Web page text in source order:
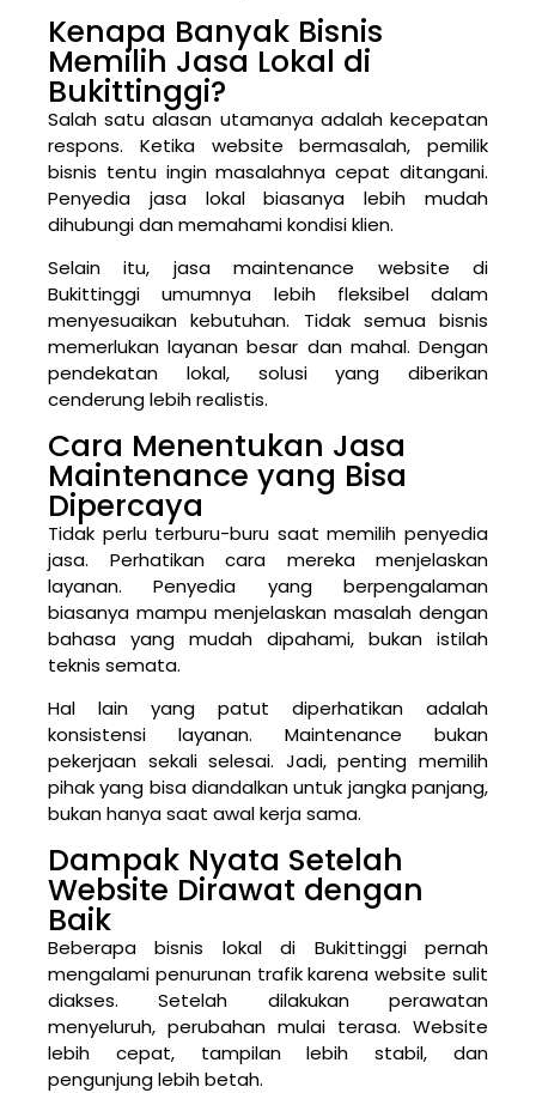
Kenapa Banyak Bisnis
Memilih Jasa Lokal di
Bukittinggi?
Salah satu alasan utamanya adalah kecepatan
respons. Ketika website bermasalah, pemilik
bisnis tentu ingin masalahnya cepat ditangani.
Penyedia jasa lokal biasanya lebih mudah
dihubungi dan memahami kondisi klien.
Selain itu, jasa maintenance website di
Bukittinggi umumnya lebih fleksibel dalam
menyesuaikan kebutuhan. Tidak semua bisnis
memerlukan layanan besar dan mahal. Dengan
pendekatan lokal, solusi yang diberikan
cenderung lebih realistis.
Cara Menentukan Jasa
Maintenance yang Bisa
Dipercaya
Tidak perlu terburu-buru saat memilih penyedia
jasa. Perhatikan cara mereka menjelaskan
layanan. Penyedia yang berpengalaman
biasanya mampu menjelaskan masalah dengan
bahasa yang mudah dipahami, bukan istilah
teknis semata.
Hal lain yang patut diperhatikan adalah
konsistensi layanan. Maintenance bukan
pekerjaan sekali selesai. Jadi, penting memilih
pihak yang bisa diandalkan untuk jangka panjang,
bukan hanya saat awal kerja sama.
Dampak Nyata Setelah
Website Dirawat dengan
Baik
Beberapa bisnis lokal di Bukittinggi pernah
mengalami penurunan trafik karena website sulit
diakses. Setelah dilakukan perawatan
menyeluruh, perubahan mulai terasa. Website
lebih cepat, tampilan lebih stabil, dan
pengunjung lebih betah.